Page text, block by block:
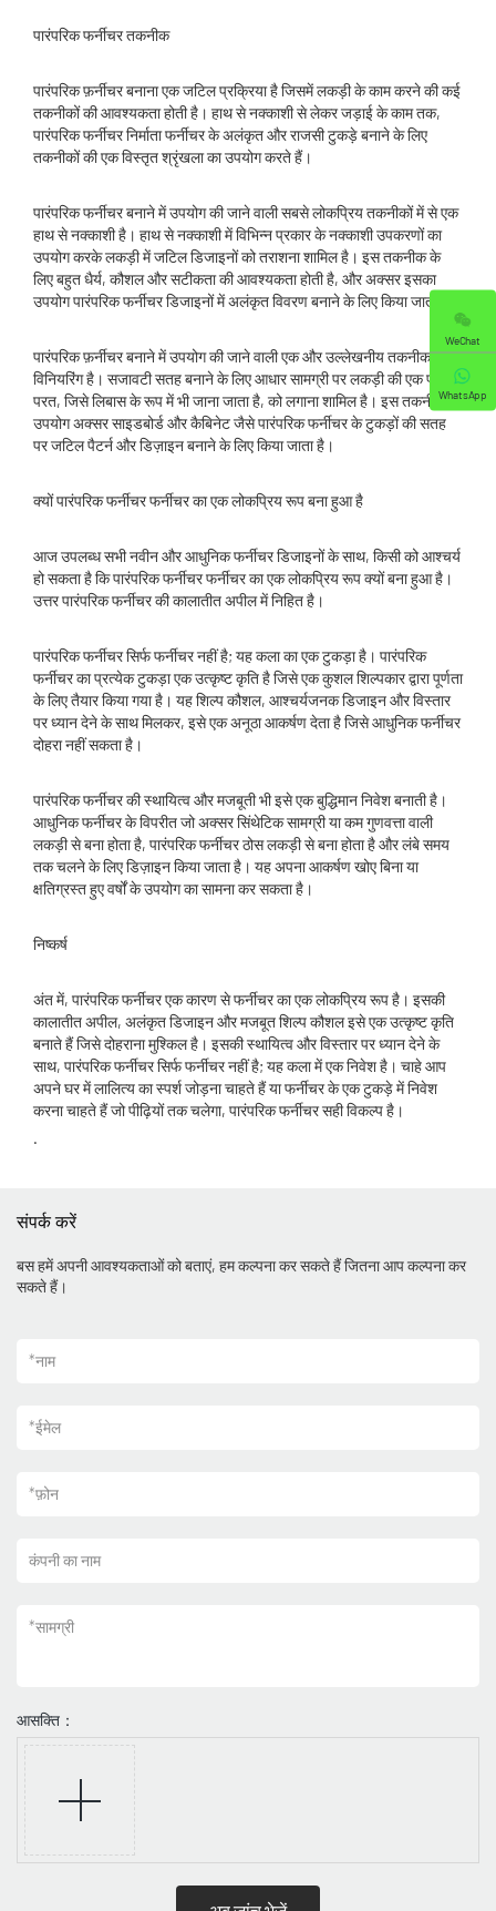
पारंपरिक फर्नीचर तकनीक
पारंपरिक फ़र्नीचर बनाना एक जटिल प्रक्रिया है जिसमें लकड़ी के काम करने की कई
तकनीकों की आवश्यकता होती है। हाथ से नक्काशी से लेकर जड़ाई के काम तक,
पारंपरिक फर्नीचर निर्माता फर्नीचर के अलंकृत और राजसी टुकड़े बनाने के लिए
तकनीकों की एक विस्तृत श्रृंखला का उपयोग करते हैं।
पारंपरिक फर्नीचर बनाने में उपयोग की जाने वाली सबसे लोकप्रिय तकनीकों में से एक
हाथ से नक्काशी है। हाथ से नक्काशी में विभिन्न प्रकार के नक्काशी उपकरणों का
उपयोग करके लकड़ी में जटिल डिजाइनों को तराशना शामिल है। इस तकनीक के
लिए बहुत धैर्य, कौशल और सटीकता की आवश्यकता होती है, और अक्सर इसका
उपयोग पारंपरिक फर्नीचर डिजाइनों में अलंकृत विवरण बनाने के लिए किया जाता है।
पारंपरिक फ़र्नीचर बनाने में उपयोग की जाने वाली एक और उल्लेखनीय तकनीक
विनियरिंग है। सजावटी सतह बनाने के लिए आधार सामग्री पर लकड़ी की एक पतली
परत, जिसे लिबास के रूप में भी जाना जाता है, को लगाना शामिल है। इस तकनीक का
उपयोग अक्सर साइडबोर्ड और कैबिनेट जैसे पारंपरिक फर्नीचर के टुकड़ों की सतह
पर जटिल पैटर्न और डिज़ाइन बनाने के लिए किया जाता है।
क्यों पारंपरिक फर्नीचर फर्नीचर का एक लोकप्रिय रूप बना हुआ है
आज उपलब्ध सभी नवीन और आधुनिक फर्नीचर डिजाइनों के साथ, किसी को आश्चर्य
हो सकता है कि पारंपरिक फर्नीचर फर्नीचर का एक लोकप्रिय रूप क्यों बना हुआ है।
उत्तर पारंपरिक फर्नीचर की कालातीत अपील में निहित है।
पारंपरिक फर्नीचर सिर्फ फर्नीचर नहीं है; यह कला का एक टुकड़ा है। पारंपरिक
फर्नीचर का प्रत्येक टुकड़ा एक उत्कृष्ट कृति है जिसे एक कुशल शिल्पकार द्वारा पूर्णता
के लिए तैयार किया गया है। यह शिल्प कौशल, आश्चर्यजनक डिजाइन और विस्तार
पर ध्यान देने के साथ मिलकर, इसे एक अनूठा आकर्षण देता है जिसे आधुनिक फर्नीचर
दोहरा नहीं सकता है।
पारंपरिक फर्नीचर की स्थायित्व और मजबूती भी इसे एक बुद्धिमान निवेश बनाती है।
आधुनिक फर्नीचर के विपरीत जो अक्सर सिंथेटिक सामग्री या कम गुणवत्ता वाली
लकड़ी से बना होता है, पारंपरिक फर्नीचर ठोस लकड़ी से बना होता है और लंबे समय
तक चलने के लिए डिज़ाइन किया जाता है। यह अपना आकर्षण खोए बिना या
क्षतिग्रस्त हुए वर्षों के उपयोग का सामना कर सकता है।
निष्कर्ष
अंत में, पारंपरिक फर्नीचर एक कारण से फर्नीचर का एक लोकप्रिय रूप है। इसकी
कालातीत अपील, अलंकृत डिजाइन और मजबूत शिल्प कौशल इसे एक उत्कृष्ट कृति
बनाते हैं जिसे दोहराना मुश्किल है। इसकी स्थायित्व और विस्तार पर ध्यान देने के
साथ, पारंपरिक फर्नीचर सिर्फ फर्नीचर नहीं है; यह कला में एक निवेश है। चाहे आप
अपने घर में लालित्य का स्पर्श जोड़ना चाहते हैं या फर्नीचर के एक टुकड़े में निवेश
करना चाहते हैं जो पीढ़ियों तक चलेगा, पारंपरिक फर्नीचर सही विकल्प है।
.
संपर्क करें
बस हमें अपनी आवश्यकताओं को बताएं, हम कल्पना कर सकते हैं जितना आप कल्पना कर
सकते हैं।
*नाम
*ईमेल
*फ़ोन
कंपनी का नाम
*सामग्री
आसक्ति：
WeChat
WhatsApp